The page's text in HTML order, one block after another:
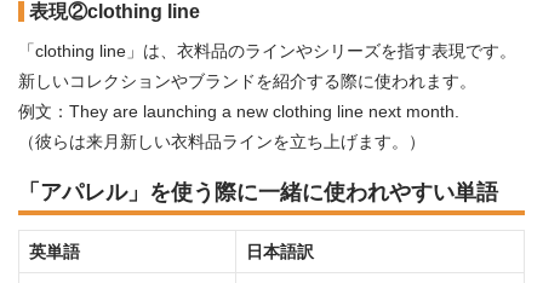
表現②clothing line
「clothing line」は、衣料品のラインやシリーズを指す表現です。
新しいコレクションやブランドを紹介する際に使われます。
例文：They are launching a new clothing line next month.
（彼らは来月新しい衣料品ラインを立ち上げます。）
「アパレル」を使う際に一緒に使われやすい単語
英単語 日本語訳